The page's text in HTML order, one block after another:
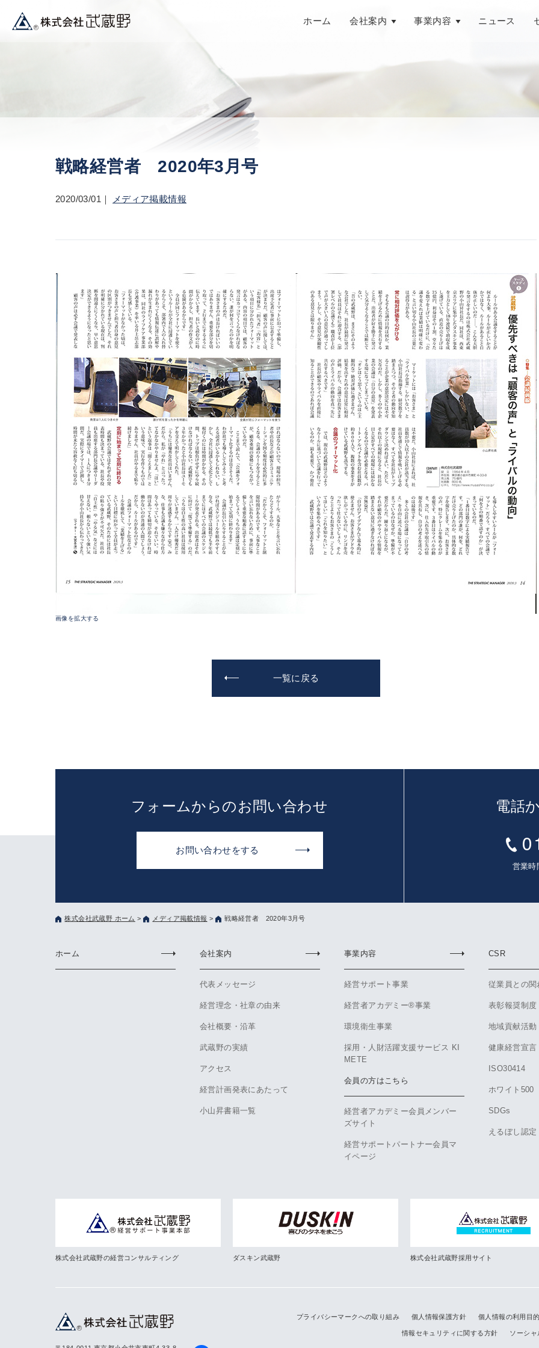
ホーム 会社案内 事業内容 ニュース
戦略経営者 2020年3月号
2020/03/01 メディア掲載情報
画像を拡大する
一覧に戻る
フォームからのお問い合わせ
お問い合わせをする
電話
営業時
株式会社武蔵野 ホーム > メディア掲載情報 > 戦略経営者 2020年3月号
ホーム 会社案内
代表メッセージ
経営理念・社章の由来
会社概要・沿革
武蔵野の実績
アクセス
経営計画発表にあたって
小山昇書籍一覧
事業内容
経営サポート事業
経営者アカデミー®事業
環境衛生事業
採用・人財活躍支援サービス KI
METE
会員の方はこちら
経営者アカデミー会員メンバー
ズサイト
経営サポートパートナー会員マ
イページ
CSR
従業員との関
表彰報奨制度
地域貢献活動
健康経営宣言
ISO30414
ホワイト500
SDGs
えるぼし認定
株式会社武蔵野の経営コンサルティング ダスキン武蔵野 株式会社武蔵野採用サイト
プライバシーマークへの取り組み 個人情報保護方針 個人情報の利用目
情報セキュリティに関する方針 ソーシャ